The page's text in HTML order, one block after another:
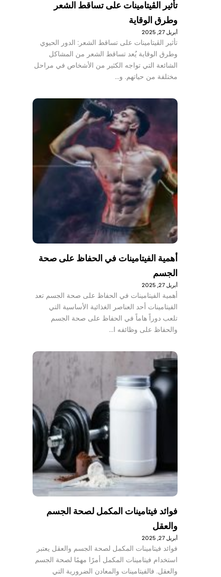
تأثير الڤيتامينات على تساقط الشعر
وطرق الوقاية
أبريل 27, 2025
تأثير الڤيتامينات على تساقط الشعر: الدور الحيوي
وطرق الوقاية يُعد تساقط الشعر من المشاكل
الشائعة التي تواجه الكثير من الأشخاص في مراحل
مختلفة من حياتهم. و…
أهمية الفيتامينات في الحفاظ على صحة
الجسم
أبريل 27, 2025
أهمية الفيتامينات في الحفاظ على صحة الجسم تعد
الفيتامينات أحد العناصر الغذائية الأساسية التي
تلعب دوراً هاماً في الحفاظ على صحة الجسم
والحفاظ على وظائفه ا…
فوائد فيتامينات المكمل لصحة الجسم
والعقل
أبريل 27, 2025
فوائد فيتامينات المكمل لصحة الجسم والعقل يعتبر
استخدام فيتامينات المكمل أمرًا مهمًا لصحة الجسم
والعقل. فالفيتامينات والمعادن الضرورية التي